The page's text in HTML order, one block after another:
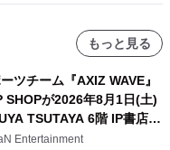
もっと見る
ツチーム『AXIZ WAVE』
SHOPが2026年8月1日(土)
TSUTAYA 6階 IP書店で
！Entertainment